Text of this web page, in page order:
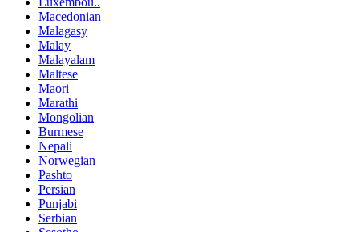
Macedonian
Malagasy
Malay
Malayalam
Maltese
Maori
Marathi
Mongolian
Burmese
Nepali
Norwegian
Pashto
Persian
Punjabi
Serbian